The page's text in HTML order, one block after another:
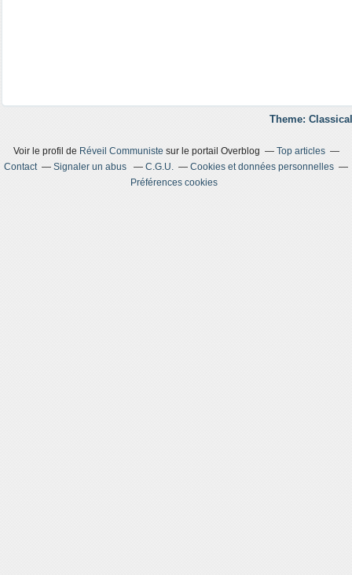
Theme:
Voir le profil de Réveil Communiste sur le portail Overblog
Top articles
Contact
Signaler un abus C.G.U.
Cookies et données personnelles
Préférences cookies